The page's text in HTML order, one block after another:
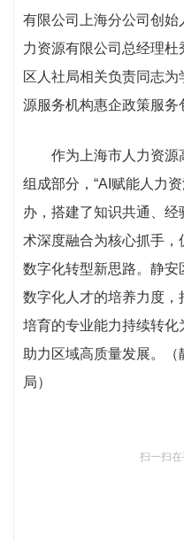
有限公司上海分公司创始
力资源有限公司总经理
区人社局相关负责同志
源服务机构惠企政策服务
作为上海市人力资源
组成部分，“AI赋能人力
办，搭建了知识共通、
术深度融合为核心抓手
数字化转型新思路。静
数字化人才的培养力度，
培育的专业能力持续转化
助力区域高质量发展。
局）
扫一扫